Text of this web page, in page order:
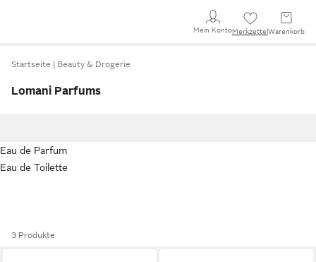
Mein KontoMerkzettel Warenkorb
Startseite Beauty & Drogerie
Lomani Parfums
Eau de Parfum
Eau de Toilette
3 Produkte